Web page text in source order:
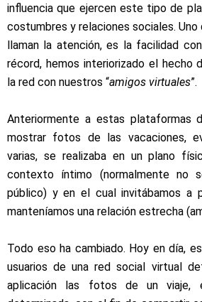
influencia que ejercen este tipo de
costumbres y relaciones sociales.
llaman la atención, es la facilidad
récord, hemos interiorizado el hecho
la red con nuestros “amigos virtuales”.
Anteriormente a estas plataformas
mostrar fotos de las vacaciones,
varias, se realizaba en un plano
contexto íntimo (normalmente no
público) y en el cual invitábamos a
manteníamos una relación estrecha
Todo eso ha cambiado. Hoy en día,
usuarios de una red social virtual
aplicación las fotos de un viaje,